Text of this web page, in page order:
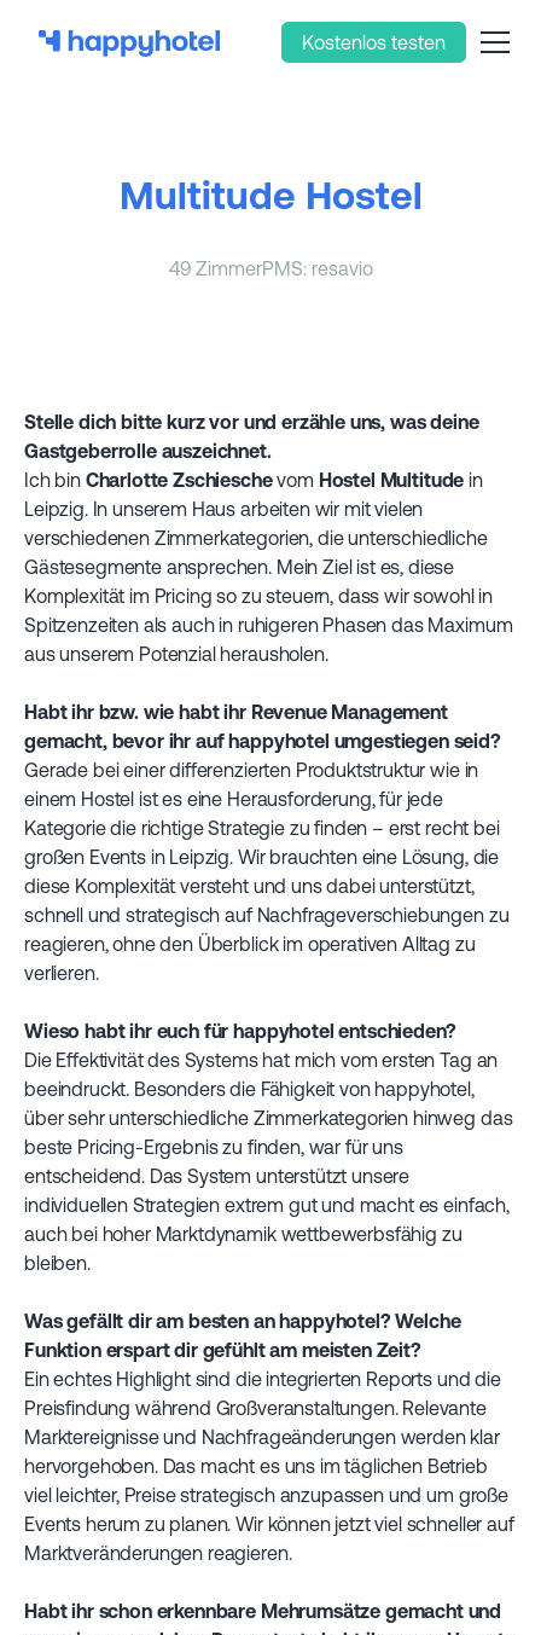
Kostenlos testen
Multitude Hostel
49 ZimmerPMS: resavio
Stelle dich bitte kurz vor und erzähle uns, was deine
Gastgeberrolle auszeichnet.
Ich bin Charlotte Zschieschevom Hostel Multitude in
Leipzig. In unserem Haus arbeiten wir mit vielen
verschiedenen Zimmerkategorien, die unterschiedliche
Gästesegmente ansprechen. Mein Ziel ist es, diese
Komplexität im Pricing so zu steuern, dass wir sowohl in
Spitzenzeiten als auch in ruhigeren Phasen das Maximum
aus unserem Potenzial herausholen.
Habt ihr bzw. wie habt ihr Revenue Management
gemacht, bevor ihr auf happyhotel umgestiegen seid?
Gerade bei einer differenzierten Produktstruktur wie in
einem Hostel ist es eine Herausforderung, für jede
Kategorie die richtige Strategie zu finden – erst recht bei
großen Events in Leipzig. Wir brauchten eine Lösung, die
diese Komplexität versteht und uns dabei unterstützt,
schnell und strategisch auf Nachfrageverschiebungen zu
reagieren, ohne den Überblick im operativen Alltag zu
verlieren.
Wieso habt ihr euch für happyhotel entschieden?
Die Effektivität des Systems hat mich vom ersten Tag an
beeindruckt. Besonders die Fähigkeit von happyhotel,
über sehr unterschiedliche Zimmerkategorien hinweg das
beste Pricing-Ergebnis zu finden, war für uns
entscheidend. Das System unterstützt unsere
individuellen Strategien extrem gut und macht es einfach,
auch bei hoher Marktdynamik wettbewerbsfähig zu
bleiben.
Was gefällt dir am besten an happyhotel? Welche
Funktion erspart dir gefühlt am meisten Zeit?
Ein echtes Highlight sind die integrierten Reports und die
Preisfindung während Großveranstaltungen. Relevante
Marktereignisse und Nachfrageänderungen werden klar
hervorgehoben. Das macht es uns im täglichen Betrieb
viel leichter, Preise strategisch anzupassen und um große
Events herum zu planen. Wir können jetzt viel schneller auf
Marktveränderungen reagieren.
Habt ihr schon erkennbare Mehrumsätze gemacht und